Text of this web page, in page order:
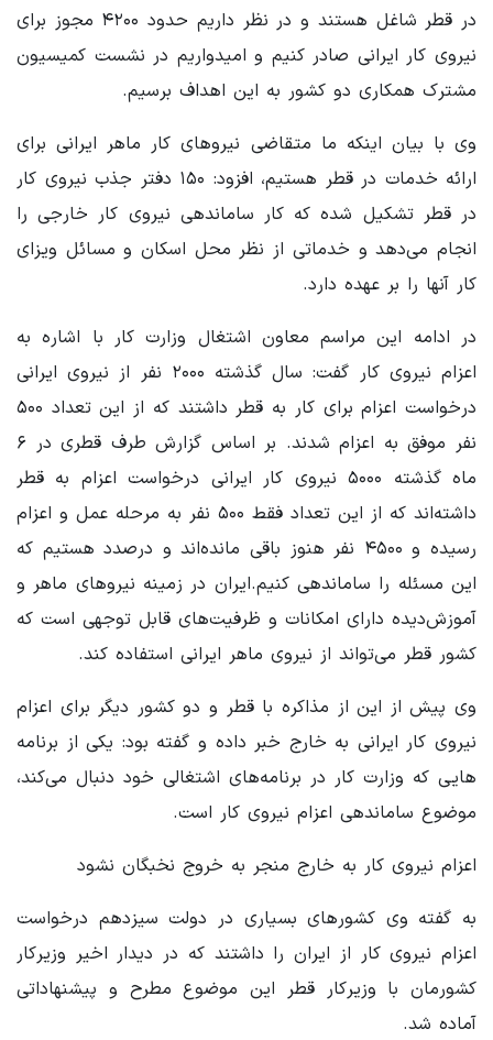
در قطر شاغل هستند و در نظر داریم حدود ۴۲۰۰ مجوز برای
نیروی کار ایرانی صادر کنیم و امیدواریم در نشست کمیسیون
مشترک همکاری دو کشور به این اهداف برسیم.
وی با بیان اینکه ما متقاضی نیروهای کار ماهر ایرانی برای
ارائه خدمات در قطر هستیم، افزود: ۱۵۰ دفتر جذب نیروی کار
در قطر تشکیل شده که کار ساماندهی نیروی کار خارجی را
انجام می‌دهد و خدماتی از نظر محل اسکان و مسائل ویزای
کار آنها را بر عهده دارد.
در ادامه این مراسم معاون اشتغال وزارت کار با اشاره به
اعزام نیروی کار گفت: سال گذشته ۲۰۰۰ نفر از نیروی ایرانی
درخواست اعزام برای کار به قطر داشتند که از این تعداد ۵۰۰
نفر موفق به اعزام شدند. بر اساس گزارش طرف قطری در ۶
ماه گذشته ۵۰۰۰ نیروی کار ایرانی درخواست اعزام به قطر
داشته‌اند که از این تعداد فقط ۵۰۰ نفر به مرحله عمل و اعزام
رسیده و ۴۵۰۰ نفر هنوز باقی مانده‌اند و درصدد هستیم که
این مسئله را ساماندهی کنیم.ایران در زمینه نیروهای ماهر و
آموزش‌دیده دارای امکانات و ظرفیت‌های قابل توجهی است که
کشور قطر می‌تواند از نیروی ماهر ایرانی استفاده کند.
وی پیش از این از مذاکره با قطر و دو کشور دیگر برای اعزام
نیروی کار ایرانی به خارج خبر داده و گفته بود: یکی از برنامه
هایی که وزارت کار در برنامه‌های اشتغالی خود دنبال می‌کند،
موضوع ساماندهی اعزام نیروی کار است.
اعزام نیروی کار به خارج منجر به خروج نخبگان نشود
به گفته وی کشورهای بسیاری در دولت سیزدهم درخواست
اعزام نیروی کار از ایران را داشتند که در دیدار اخیر وزیرکار
کشورمان با وزیرکار قطر این موضوع مطرح و پیشنهاداتی
آماده شد.